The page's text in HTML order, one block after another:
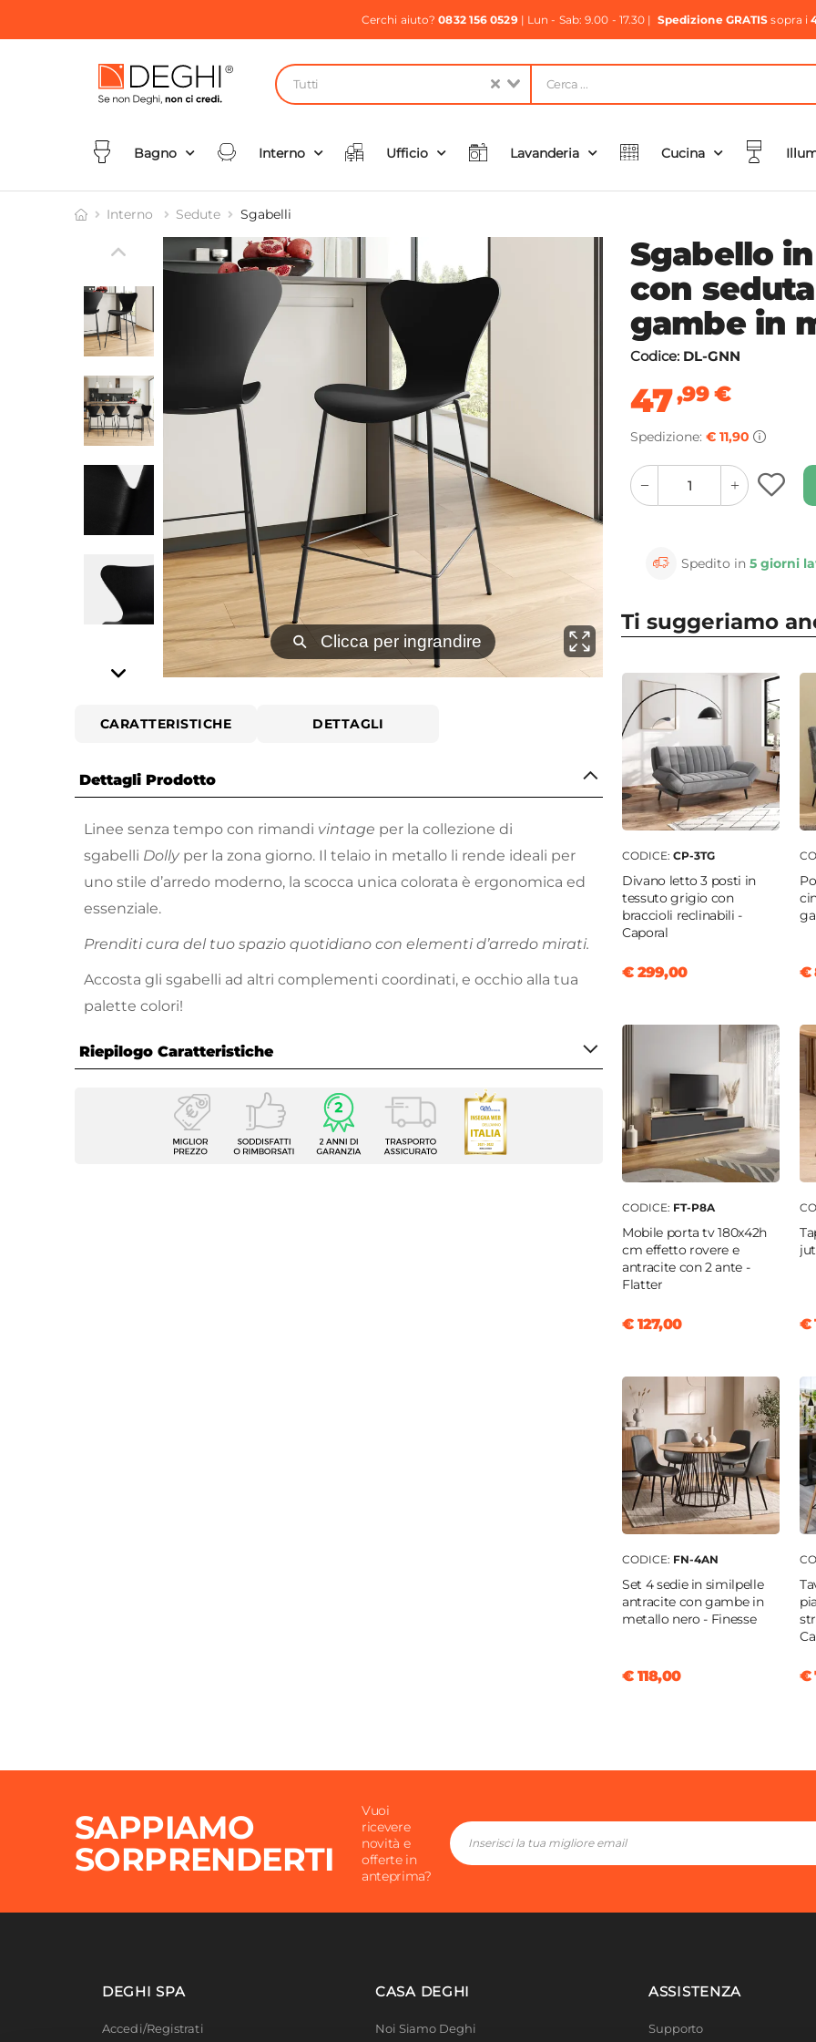
Cerchi aiuto?0832 156 0529| Lun - Sab: 9.00 - 17.30 | Spedizione GRATIS sopra i
Tutti
Bagno Interno Ufficio Lavanderia Cucina
Interno Sedute Sgabelli
⚲ Clicca per ingrandire ⚲ Clicca
CARATTERISTICHE DETTAGLI
Dettagli Prodotto
Linee senza tempo con rimandi vintage per la collezione di
sgabelli Dolly per la zona giorno. Il telaio in metallo li rende ideali per
uno stile d’arredo moderno, la scocca unica colorata è ergonomica ed
essenziale.
Prenditi cura del tuo spazio quotidiano con elementi d’arredo mirati.
Accosta gli sgabelli ad altri complementi coordinati, e occhio alla tua
palette colori!
Riepilogo Caratteristiche
Caratteristiche
Sgabello
Dolly
Sgabello
con
gambe in
Codice: DL-GNN
47,99€
Spedizione: € 11,90
quantity
button
quantity
minus
button
Spedito in5 giorni
Ti suggeriamo
CODICE: CP-3TG
Divano letto 3 posti in
tessuto grigio con
braccioli reclinabili -
Caporal
€ 299,00 €
CODICE: FT-P8A
Mobile porta tv 180x42h
cm effetto rovere e
antracite con 2 ante -
Flatter
€ 127,00 €
CODICE: FN-4AN
Set 4 sedie in similpelle
antracite con gambe in
metallo nero - Finesse
€ 118,00 €
SAPPIAMO
SORPRENDERTI
Vuoi
ricevere
novità e
offerte in
anteprima?
DEGHI SPA
Accedi/Registrati
CASA DEGHI
Noi Siamo Deghi
ASSISTENZA
Supporto